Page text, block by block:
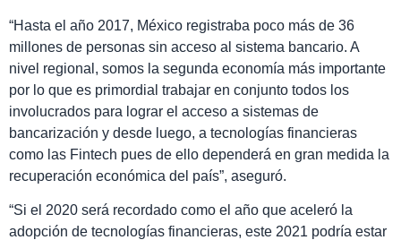
“Hasta el año 2017, México registraba poco más de 36
millones de personas sin acceso al sistema bancario. A
nivel regional, somos la segunda economía más importante
por lo que es primordial trabajar en conjunto todos los
involucrados para lograr el acceso a sistemas de
bancarización y desde luego, a tecnologías financieras
como las Fintech pues de ello dependerá en gran medida la
recuperación económica del país”, aseguró.
“Si el 2020 será recordado como el año que aceleró la
adopción de tecnologías financieras, este 2021 podría estar